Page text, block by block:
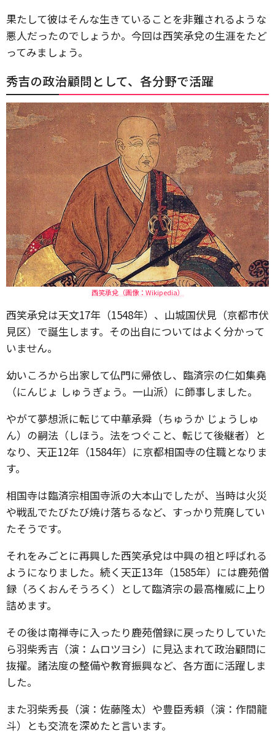
果たして彼はそんな生きていることを非難されるような
悪人だったのでしょうか。今回は西笑承兌の生涯をたど
ってみましょう。
秀吉の政治顧問として、各分野で活躍
西笑承兌（画像：Wikipedia）
西笑承兌は天文17年（1548年）、山城国伏見（京都市伏
見区）で誕生します。その出自についてはよく分かって
いません。
幼いころから出家して仏門に帰依し、臨済宗の仁如集堯
（にんじょ しゅうぎょう。一山派）に師事しました。
やがて夢想派に転じて中華承舜（ちゅうか じょうしゅ
ん）の嗣法（しほう。法をつぐこと、転じて後継者）と
なり、天正12年（1584年）に京都相国寺の住職となりま
す。
相国寺は臨済宗相国寺派の大本山でしたが、当時は火災
や戦乱でたびたび焼け落ちるなど、すっかり荒廃してい
たそうです。
それをみごとに再興した西笑承兌は中興の祖と呼ばれる
ようになりました。続く天正13年（1585年）には鹿苑僧
録（ろくおんそうろく）として臨済宗の最高権威に上り
詰めます。
その後は南禅寺に入ったり鹿苑僧録に戻ったりしていた
ら羽柴秀吉（演：ムロツヨシ）に見込まれて政治顧問に
抜擢。諸法度の整備や教育振興など、各方面に活躍しま
した。
また羽柴秀長（演：佐藤隆太）や豊臣秀頼（演：作間龍
斗）とも交流を深めたと言います。